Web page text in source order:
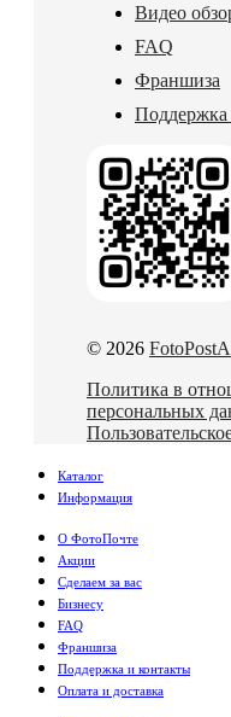
Видео
FAQ
Франшиза
Поддержка
© 2026
Политика в
персональных
Каталог
Информация
О ФотоПочте
Акции
Сделаем за вас
Бизнесу
FAQ
Франшиза
Поддержка и контакты
Оплата и доставка